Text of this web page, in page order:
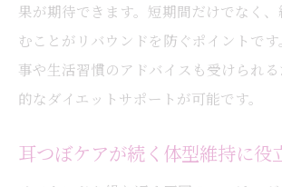
果が期待できます。短期間だけでなく
むことがリバウンドを防ぐポイントで
事や生活習慣のアドバイスも受けられ
的なダイエットサポートが可能です。
耳つぼケアが続く体型維持に役